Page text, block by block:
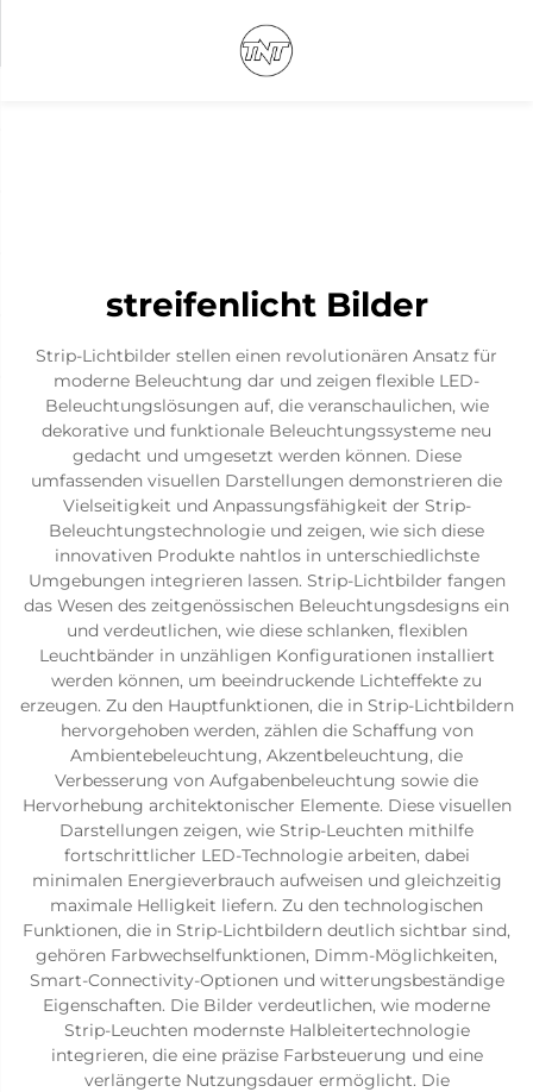
streifenlicht Bilder
Strip-Lichtbilder stellen einen revolutionären Ansatz für
moderne Beleuchtung dar und zeigen flexible LED-
Beleuchtungslösungen auf, die veranschaulichen, wie
dekorative und funktionale Beleuchtungssysteme neu
gedacht und umgesetzt werden können. Diese
umfassenden visuellen Darstellungen demonstrieren die
Vielseitigkeit und Anpassungsfähigkeit der Strip-
Beleuchtungstechnologie und zeigen, wie sich diese
innovativen Produkte nahtlos in unterschiedlichste
Umgebungen integrieren lassen. Strip-Lichtbilder fangen
das Wesen des zeitgenössischen Beleuchtungsdesigns ein
und verdeutlichen, wie diese schlanken, flexiblen
Leuchtbänder in unzähligen Konfigurationen installiert
werden können, um beeindruckende Lichteffekte zu
erzeugen. Zu den Hauptfunktionen, die in Strip-Lichtbildern
hervorgehoben werden, zählen die Schaffung von
Ambientebeleuchtung, Akzentbeleuchtung, die
Verbesserung von Aufgabenbeleuchtung sowie die
Hervorhebung architektonischer Elemente. Diese visuellen
Darstellungen zeigen, wie Strip-Leuchten mithilfe
fortschrittlicher LED-Technologie arbeiten, dabei
minimalen Energieverbrauch aufweisen und gleichzeitig
maximale Helligkeit liefern. Zu den technologischen
Funktionen, die in Strip-Lichtbildern deutlich sichtbar sind,
gehören Farbwechselfunktionen, Dimm-Möglichkeiten,
Smart-Connectivity-Optionen und witterungsbeständige
Eigenschaften. Die Bilder verdeutlichen, wie moderne
Strip-Leuchten modernste Halbleitertechnologie
integrieren, die eine präzise Farbsteuerung und eine
verlängerte Nutzungsdauer ermöglicht. Die